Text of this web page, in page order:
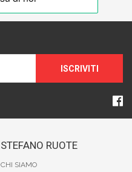
ISCRIVITI
STEFANO RUOTE
CHI SIAMO